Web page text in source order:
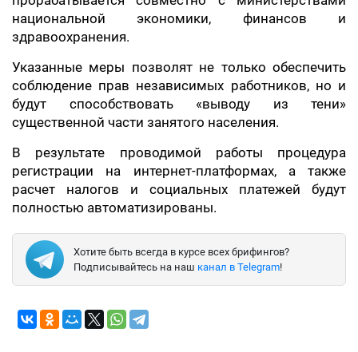
национальной экономики, финансов и
здравоохранения.
Указанные меры позволят не только обеспечить
соблюдение прав независимых работников, но и
будут способствовать «выводу из тени»
существенной части занятого населения.
В результате проводимой работы процедура
регистрации на интернет-платформах, а также
расчет налогов и социальных платежей будут
полностью автоматизированы.
Хотите быть всегда в курсе всех брифингов?
Подписывайтесь на наш канал в Telegram!